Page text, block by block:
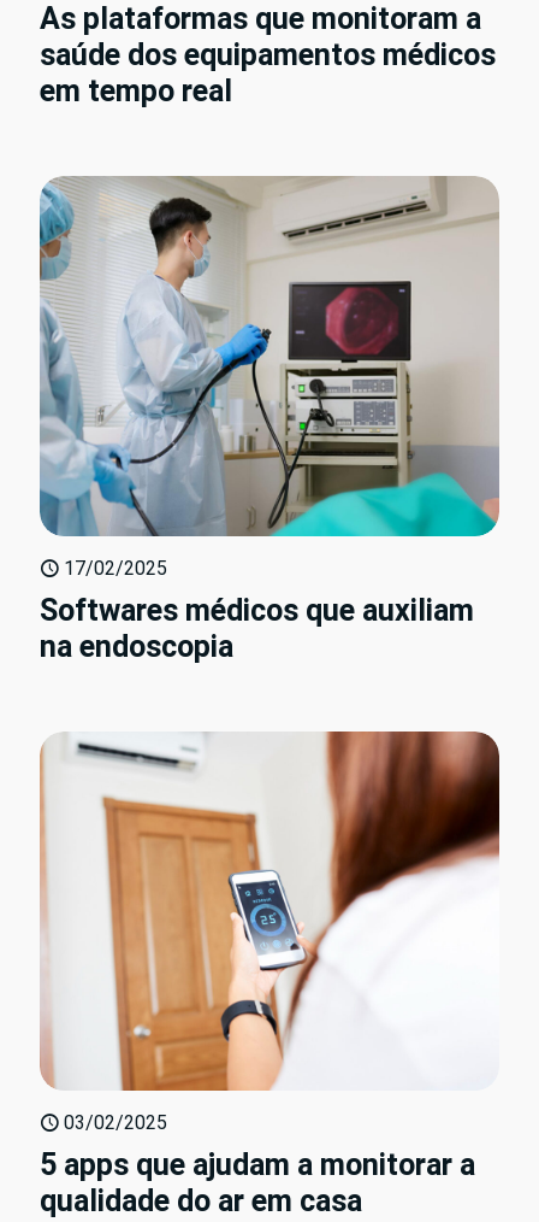
As plataformas que monitoram a
saúde dos equipamentos médicos
em tempo real
17/02/2025
Softwares médicos que auxiliam
na endoscopia
03/02/2025
5 apps que ajudam a monitorar a
qualidade do ar em casa